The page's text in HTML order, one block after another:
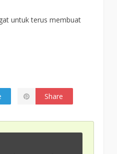
untuk terus membuat
Share